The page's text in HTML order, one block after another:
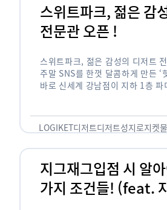
스위트파크, 젊은 감
전문관 오픈 !
스위트파크, 젊은 감성의 디저트
주말 SNS를 한껏 달콤하게 만든 ‘
바로 신세계 강남점이 지하 1층
LOGIKET디저트디저트성지로지켓
지그재그입점 시 알
가지 조건들! (feat.